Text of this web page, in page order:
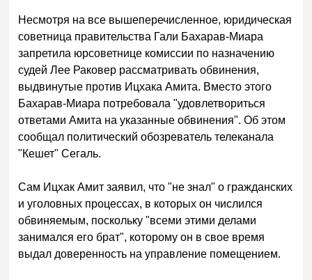
Несмотря на все вышеперечисленное, юридическая
советница правительства Гали Бахарав-Миара
запретила юрсоветнице комиссии по назначению
судей Лее Раковер рассматривать обвинения,
выдвинутые против Ицхака Амита. Вместо этого
Бахарав-Миара потребовала "удовлетвориться
ответами Амита на указанные обвинения". Об этом
сообщал политический обозреватель телеканала
"Кешет" Сегаль.
Сам Ицхак Амит заявил, что "не знал" о гражданских
и уголовных процессах, в которых он числился
обвиняемым, поскольку "всеми этими делами
занимался его брат", которому он в свое время
выдал доверенность на управление помещением.